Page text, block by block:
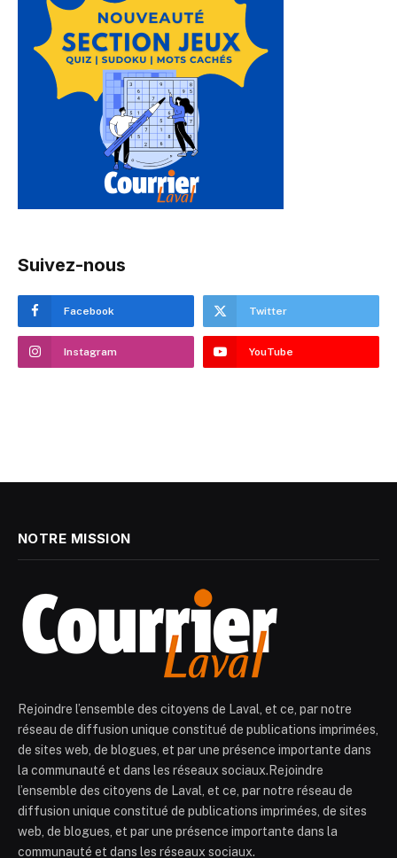
Suivez-nous
Facebook Twitter
Instagram YouTube
NOTRE MISSION
Rejoindre l’ensemble des citoyens de Laval, et ce, par notre
réseau de diffusion unique constitué de publications imprimées,
de sites web, de blogues, et par une présence importante dans
la communauté et dans les réseaux sociaux.Rejoindre
l’ensemble des citoyens de Laval, et ce, par notre réseau de
diffusion unique constitué de publications imprimées, de sites
web, de blogues, et par une présence importante dans la
communauté et dans les réseaux sociaux.